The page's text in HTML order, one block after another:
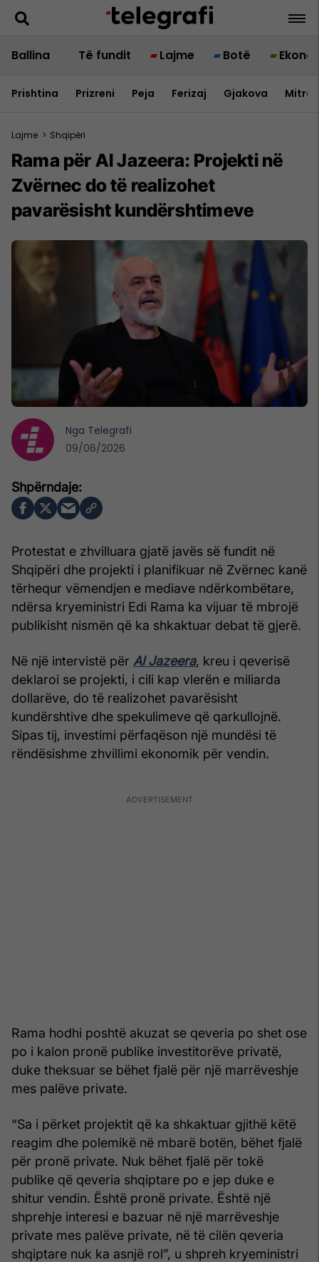
Ballina Të fundit Lajme Botë
Prishtina Prizreni Peja Ferizaj Gjakova
Lajme > Shqipëri
Rama për Al Jazeera: Projekti në
Zvërnec do të realizohet
pavarësisht kundërshtimeve
Protestat e zhvilluara gjatë javës së fundit në
Shqipëri dhe projekti i planifikuar në Zvërnec kanë
tërhequr vëmendjen e mediave ndërkombëtare,
ndërsa kryeministri Edi Rama ka vijuar të mbrojë
publikisht nismën që ka shkaktuar debat të gjerë.
Në një intervistë për Al Jazeera, kreu i qeverisë
deklaroi se projekti, i cili kap vlerën e miliarda
dollarëve, do të realizohet pavarësisht
kundërshtive dhe spekulimeve që qarkullojnë.
Sipas tij, investimi përfaqëson një mundësi të
rëndësishme zhvillimi ekonomik për vendin.
Rama hodhi poshtë akuzat se qeveria po shet ose
po i kalon pronë publike investitorëve privatë,
duke theksuar se bëhet fjalë për një marrëveshje
mes palëve private.
“Sa i përket projektit që ka shkaktuar gjithë këtë
reagim dhe polemikë në mbarë botën, bëhet fjalë
për pronë private. Nuk bëhet fjalë për tokë
publike që qeveria shqiptare po e jep duke e
shitur vendin. Është pronë private. Është një
shprehje interesi e bazuar në një marrëveshje
private mes palëve private, në të cilën qeveria
shqiptare nuk ka asnjë rol”, u shpreh kryeministri
Nga Telegrafi
09/06/2026